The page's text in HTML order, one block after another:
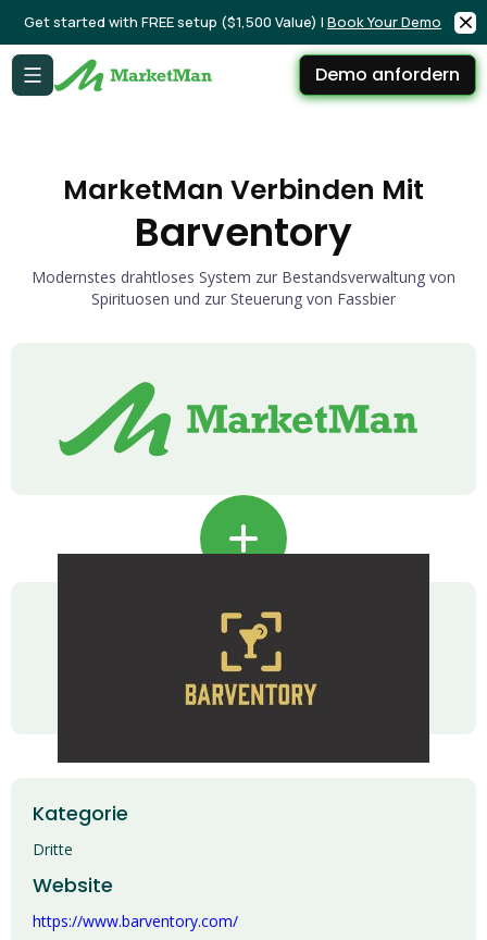
Get started with FREE setup ($1,500 Value) | Book Your Demo
Demo anfordern
MarketMan Verbinden Mit
Barventory
Modernstes drahtloses System zur Bestandsverwaltung von
Spirituosen und zur Steuerung von Fassbier
+
Kategorie
Dritte
Website
https://www.barventory.com/